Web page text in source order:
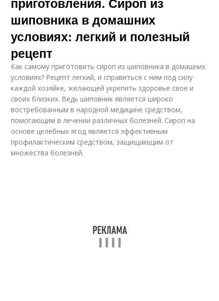
шиповника в домашних
условиях: легкий и полезный
рецепт
Как самому приготовить сироп из шиповника в домашних
условиях? Рецепт легкий, и справиться с ним под силу
каждой хозяйке, желающей укрепить здоровье свое и
своих близких. Ведь шиповник является широко
востребованным в народной медицине средством,
помогающим в лечении различных болезней. Сироп на
основе целебных ягод является эффективным
профилактическим средством, защищающим от
множества болезней.